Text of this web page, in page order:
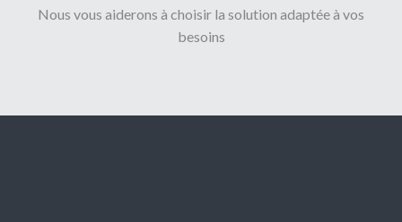
Nous vous aiderons à choisir la solution adaptée à vos
besoins